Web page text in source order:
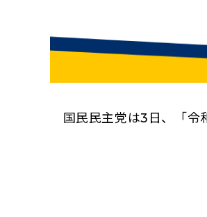
国民民主党は3日、「令